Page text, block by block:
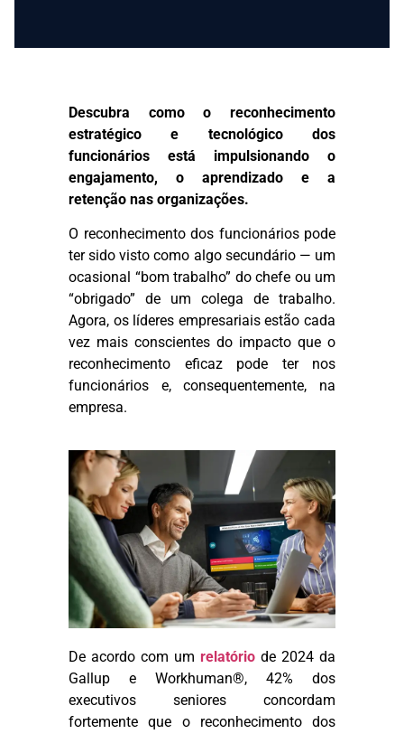
Descubra como o reconhecimento
estratégico e tecnológico dos
funcionários está impulsionando o
engajamento, o aprendizado e a
retenção nas organizações.
O reconhecimento dos funcionários pode
ter sido visto como algo secundário — um
ocasional “bom trabalho” do chefe ou um
“obrigado” de um colega de trabalho.
Agora, os líderes empresariais estão cada
vez mais conscientes do impacto que o
reconhecimento eficaz pode ter nos
funcionários e, consequentemente, na
empresa.
De acordo com um relatório de 2024 da
Gallup e Workhuman®, 42% dos
executivos seniores concordam
fortemente que o reconhecimento dos